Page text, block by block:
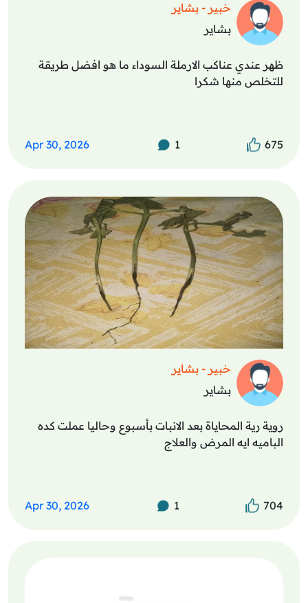
خبير - بشاير
بشاير
ظهر عندي عناكب الارملة السوداء ما هو افضل طريقة
للتخلص منها شكرا
675
1
Apr 30, 2026
خبير - بشاير
بشاير
روية رية المحاياة بعد الانبات بأسبوع وحاليا عملت كده
الباميه ايه المرض والعلاج
704
1
Apr 30, 2026